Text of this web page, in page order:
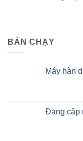
BÁN CHẠY
Máy hàn
Đang cập